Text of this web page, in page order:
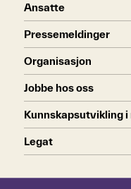
Ansatte
Pressemeldinger
Organisasjon
Jobbe hos oss
Kunnskapsutvikling i
Legat
Hopp over tidslinje